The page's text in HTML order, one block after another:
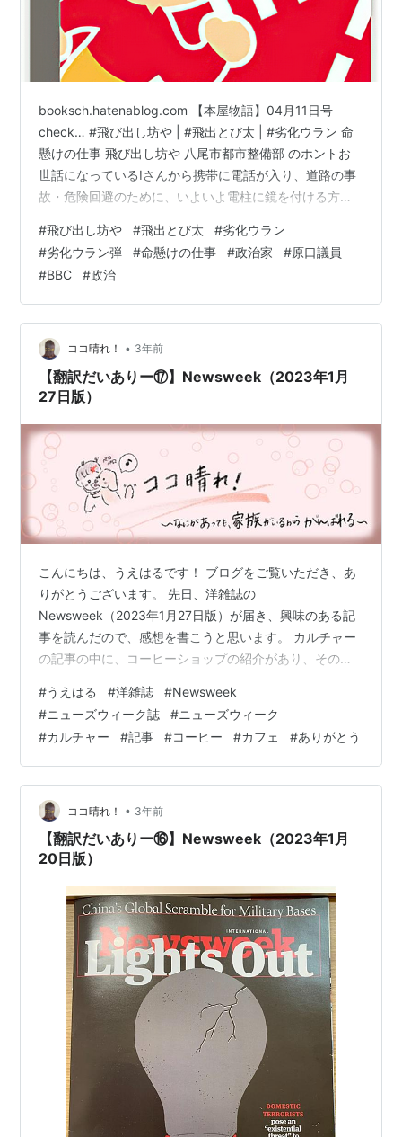
booksch.hatenablog.com 【本屋物語】04月11日号
check… #飛び出し坊や | #飛出とび太 | #劣化ウラン 命
懸けの仕事 飛び出し坊や 八尾市都市整備部 のホントお
世話になっているIさんから携帯に電話が入り、道路の事
故・危険回避のために、いよいよ電柱に鏡を付ける方向
できれば近隣のお商売をされていらっしゃる方及び会長
さん達にご連絡頂けませんか?と依頼を受けましたので、
快く引き受け 自転車屋さん・毛染め屋さん・スポーツ
店・町内会長・商店街会長の皆さんにご報告に回る。す
ると、スポーツ店のお父さんが、別件で駐車場の車が…
#飛び出し坊や #飛出とび太 #劣化ウラン
#劣化ウラン弾 #命懸けの仕事 #政治家 #原口議員
#BBC #政治
ココ晴れ！ • 3年前
【翻訳だいありー⑰】Newsweek（2023年1月
27日版）
こんにちは、うえはるです！ ブログをご覧いただき、あ
りがとうございます。 先日、洋雑誌の
Newsweek（2023年1月27日版）が届き、興味のある記
事を読んだので、感想を書こうと思います。 カルチャー
の記事の中に、コーヒーショップの紹介があり、その中
るコーヒーショップのリストは、単に美味しいコーヒー
を飲めるだけでなく、その雰囲気や過ごす時間に価値を
見出せるお店のリストだそうで、世界中のコーヒーショ
ップに並んで東京のカフェが載っていたのは、コーヒー
が好きな私にとっては興味深いものでした。 お店の名前
は、「The Roastery by Noz…
#うえはる #洋雑誌 #Newsweek
#ニューズウィーク誌 #ニューズウィーク
#カルチャー #記事 #コーヒー #カフェ #ありがとう
ココ晴れ！ • 3年前
【翻訳だいありー⑯】Newsweek（2023年1月
20日版）